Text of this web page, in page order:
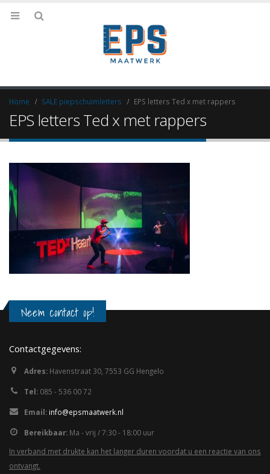
Home SALE piepschuimletters EPS letters Ted x met rappers
EPS letters Ted x met rappers
Neem contact op!
Contactgegevens:
Adres: Havenstraat 30, 7553 GG Hengelo
Tel: 085 - 536 00 72
Email: info@epsmaatwerk.nl
Bereikbaar: Ma - vrij / 7:30 - 18:00 uur
In verband met drukte kan het langer duren voordat u een reactie van ons
ontvangt.